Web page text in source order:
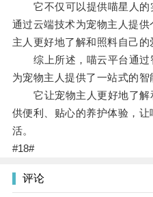
它不仅可以提供喵星人的
通过云端技术为宠物主人提
主人更好地了解和照料自己的
综上所述，喵云平台通过
为宠物主人提供了一站式的智
它让宠物主人更好地了解
供便利、贴心的养护体验，
活。
#18#
评论